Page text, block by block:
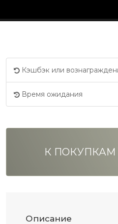
Кэшбэк или
Время ожидания
К ПОКУПКАМ
Описание